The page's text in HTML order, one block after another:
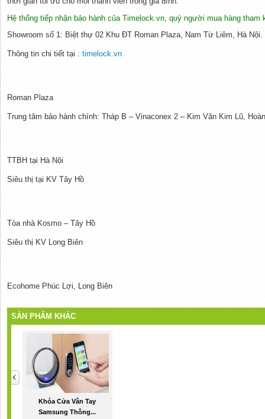
Hệ thống tiếp nhận bảo hành của Timelock.vn, quý người mua hàng tham
Showroom số 1: Biệt thự 02 Khu ĐT Roman Plaza, Nam Từ Liêm, Hà Nội.
Thông tin chi tiết tại : timelock.vn
Roman Plaza
Trung tâm bảo hành chính: Tháp B – Vinaconex 2 – Kim Văn Kim Lũ,
TTBH tại Hà Nội
Siêu thị tại KV Tây Hồ
Tòa nhà Kosmo – Tây Hồ
Siêu thị KV Long Biên
Ecohome Phúc Lợi, Long Biên
SẢN PHẨM KHÁC
Khóa Cửa Vân Tay
Samsung Thông...